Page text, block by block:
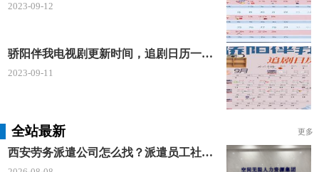
2023-09-12
骄阳伴我电视剧更新时间，追剧日历一览表
2023-09-11
全站最新 更多
西安劳务派遣公司怎么找？派遣员工社保如何合规缴？空间无限 23 年专业沉淀给出答案